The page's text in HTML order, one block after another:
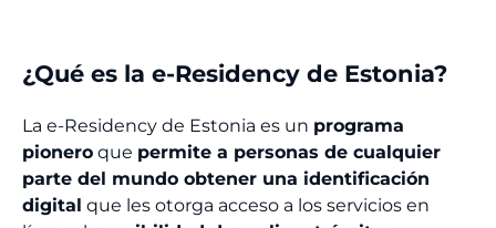
¿Qué es la e-Residency de Estonia?
La e-Residency de Estonia es un programa
pionero que permite a personas de cualquier
parte del mundo obtener una identificación
digital que les otorga acceso a los servicios en